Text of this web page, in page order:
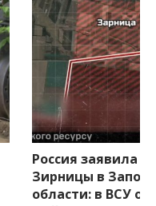
Россия заявила о
Зирницы в
области: в ВСУ